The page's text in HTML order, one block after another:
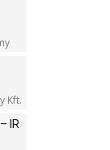
Kft.
IR